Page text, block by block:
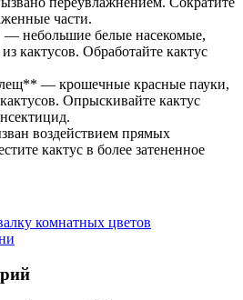
части.
небольшие белые насекомые,
кактусов. Обработайте кактус
— крошечные красные пауки,
Опрыскивайте кактус
воздействием прямых
кактус в более затененное
комнатных цветов